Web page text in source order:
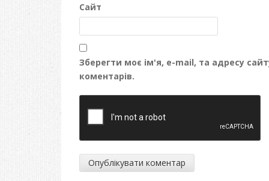
Сайт
Зберегти моє ім'я, e-mail, та адресу
коментарів.